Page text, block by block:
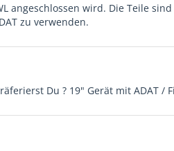
angeschlossen wird. Die Teile
zu verwenden.
Du ? 19" Gerät mit ADAT /